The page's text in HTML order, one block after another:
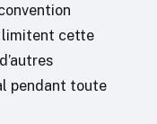
limitent cette
pendant toute